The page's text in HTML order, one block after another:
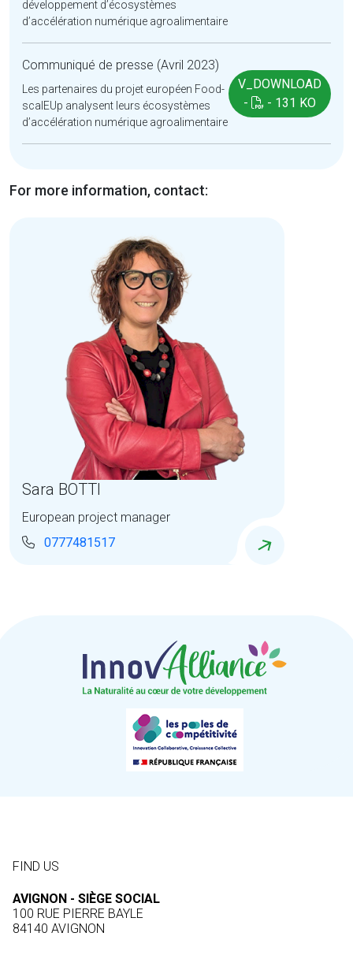
développement d’écosystèmes
d’accélération numérique agroalimentaire
Communiqué de presse (Avril 2023)
Les partenaires du projet européen Food-
scalEUp analysent leurs écosystèmes
d’accélération numérique agroalimentaire
V_DOWNLOAD
-
- 131 KO
For more information, contact:
Sara BOTTI
European project manager
0777481517
FIND US
AVIGNON - SIÈGE SOCIAL
100 RUE PIERRE BAYLE
84140 AVIGNON